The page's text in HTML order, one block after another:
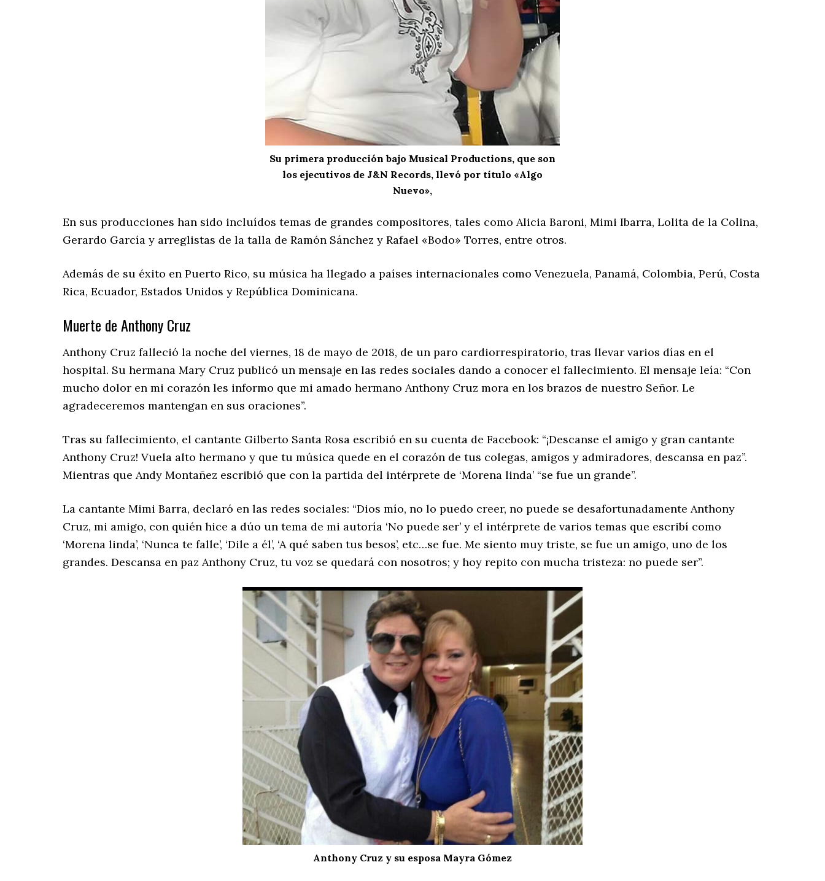
Su primera producción bajo Musical Productions, que son
los ejecutivos de J&N Records, llevó por título «Algo
Nuevo»,
En sus producciones han sido incluídos temas de grandes compositores, tales como Alicia Baroni, Mimi Ibarra, Lolita de la Colina,
Gerardo García y arreglistas de la talla de Ramón Sánchez y Rafael «Bodo» Torres, entre otros.
Además de su éxito en Puerto Rico, su música ha llegado a países internacionales como Venezuela, Panamá, Colombia, Perú, Costa
Rica, Ecuador, Estados Unidos y República Dominicana.
Muerte de Anthony Cruz
Anthony Cruz falleció la noche del viernes, 18 de mayo de 2018, de un paro cardiorrespiratorio, tras llevar varios días en el
hospital. Su hermana Mary Cruz publicó un mensaje en las redes sociales dando a conocer el fallecimiento. El mensaje leía: “Con
mucho dolor en mi corazón les informo que mi amado hermano Anthony Cruz mora en los brazos de nuestro Señor. Le
agradeceremos mantengan en sus oraciones”.
Tras su fallecimiento, el cantante Gilberto Santa Rosa escribió en su cuenta de Facebook: “¡Descanse el amigo y gran cantante
Anthony Cruz! Vuela alto hermano y que tu música quede en el corazón de tus colegas, amigos y admiradores, descansa en paz”.
Mientras que Andy Montañez escribió que con la partida del intérprete de ‘Morena linda’ “se fue un grande”.
La cantante Mimi Barra, declaró en las redes sociales: “Dios mío, no lo puedo creer, no puede se desafortunadamente Anthony
Cruz, mi amigo, con quién hice a dúo un tema de mi autoría ‘No puede ser’ y el intérprete de varios temas que escribí como
‘Morena linda’, ‘Nunca te falle’, ‘Dile a él’, ‘A qué saben tus besos’, etc…se fue. Me siento muy triste, se fue un amigo, uno de los
grandes. Descansa en paz Anthony Cruz, tu voz se quedará con nosotros; y hoy repito con mucha tristeza: no puede ser”.
Anthony Cruz y su esposa Mayra Gómez